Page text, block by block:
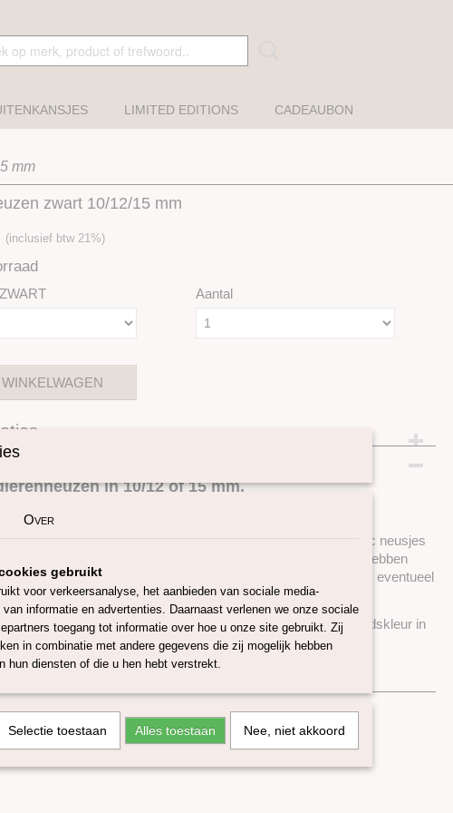
LIMITED EDITIONS CADEAUBON
mm
zwart 10/12/15 mm
(inclusief btw 21%)
Aantal
in 10/12 of 15 mm.
kunstof neusjes je werkje helemaal af, deze zwarte plastic neusjes
in 10/12/15 mm. Door op de plaats waar jij je neusje wilt hebben
gaatje met een priem of viltnaald, en bevestig het neusje met eventueel
zijn diverse andere neusje beschikbaar o.a bruine of huidskleur in
met kleine kinderen en huisdieren.
Over
gebruikt
voor verkeersanalyse, het aanbieden van sociale media-
informatie en advertenties. Daarnaast verlenen we onze sociale
toegang tot informatie over hoe u onze site gebruikt. Zij
in combinatie met andere gegevens die zij mogelijk hebben
hun diensten of die u hen hebt verstrekt.
Selectie toestaan Alles toestaan Nee, niet akkoord